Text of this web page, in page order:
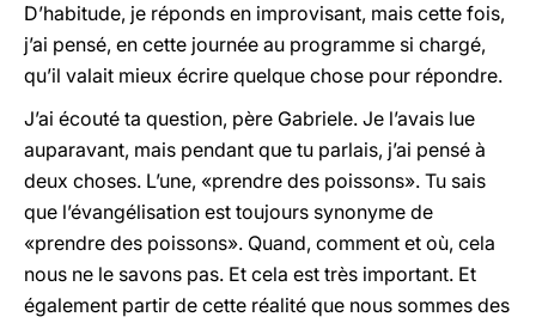
D’habitude, je réponds en improvisant, mais cette fois,
j’ai pensé, en cette journée au programme si chargé,
qu’il valait mieux écrire quelque chose pour répondre.
J’ai écouté ta question, père Gabriele. Je l’avais lue
auparavant, mais pendant que tu parlais, j’ai pensé à
deux choses. L’une, «prendre des poissons». Tu sais
que l’évangélisation est toujours synonyme de
«prendre des poissons». Quand, comment et où, cela
nous ne le savons pas. Et cela est très important. Et
également partir de cette réalité que nous sommes des